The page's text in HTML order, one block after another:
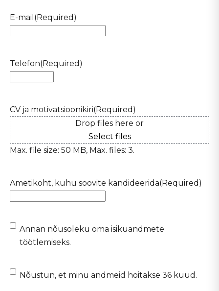
E-mail (Required)
Telefon(Required)
CV ja motivatsioonikiri(Required)
Drop files here or
Select files
Max. file size: 50 MB, Max. files: 3.
Ametikoht, kuhu soovite kandideerida(Required)
(Required)
Annan nõusoleku oma isikuandmete
töötlemiseks.
(Required)
Nõustun, et minu andmeid hoitakse 36 kuud.